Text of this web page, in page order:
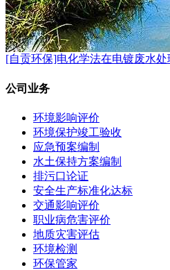
[自贡环保]电化学法在电镀废水处
公司业务
环境影响评价
环境保护竣工验收
应急预案编制
水土保持方案编制
排污口论证
安全生产标准化达标
交通影响评价
职业病危害评价
地质灾害评估
环境检测
环保管家